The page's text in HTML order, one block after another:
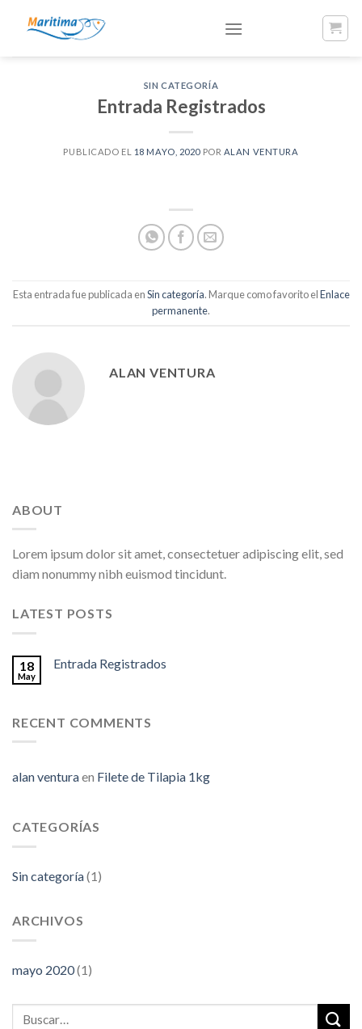
SIN CATEGORÍA
Entrada Registrados
PUBLICADO EL 18 MAYO, 2020 POR ALAN VENTURA
Esta entrada fue publicada enSin categoría. Marque como favorito elEnlace
permanente.
ALAN VENTURA
ABOUT
Lorem ipsum dolor sit amet, consectetuer adipiscing elit, sed
diam nonummy nibh euismod tincidunt.
LATEST POSTS
18
May
Entrada Registrados
RECENT COMMENTS
alan venturaen Filete de Tilapia 1kg
CATEGORÍAS
Sin categoría(1)
ARCHIVOS
mayo 2020(1)